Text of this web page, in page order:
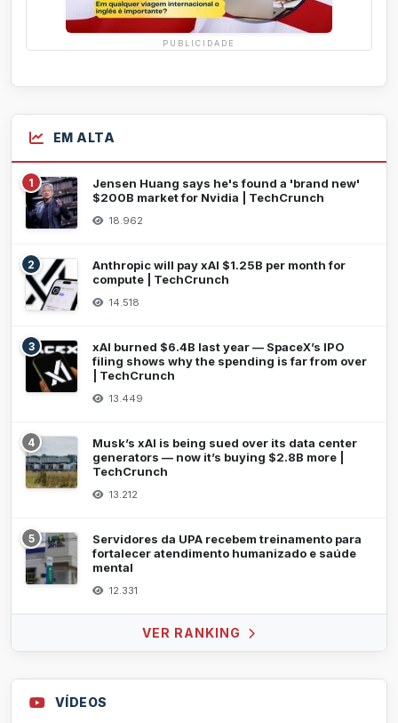
PUBLICIDADE
EM ALTA
1
Jensen Huang says he's found a 'brand new'
$200B market for Nvidia | TechCrunch
18.962
2
Anthropic will pay xAI $1.25B per month for
compute | TechCrunch
14.518
3
xAI burned $6.4B last year — SpaceX’s IPO
filing shows why the spending is far from over
| TechCrunch
13.449
4
Musk’s xAI is being sued over its data center
generators — now it’s buying $2.8B more |
TechCrunch
13.212
5
Servidores da UPA recebem treinamento para
fortalecer atendimento humanizado e saúde
mental
12.331
VER RANKING
VÍDEOS